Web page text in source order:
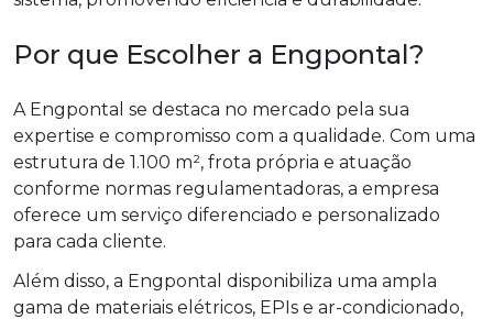
Por que Escolher a Engpontal?
A Engpontal se destaca no mercado pela sua
expertise e compromisso com a qualidade. Com uma
estrutura de 1.100 m², frota própria e atuação
conforme normas regulamentadoras, a empresa
oferece um serviço diferenciado e personalizado
para cada cliente.
Além disso, a Engpontal disponibiliza uma ampla
gama de materiais elétricos, EPIs e ar-condicionado,